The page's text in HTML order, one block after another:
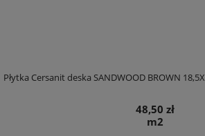
Płytka Cersanit deska SANDWOOD BROWN
48,50 zł
m2